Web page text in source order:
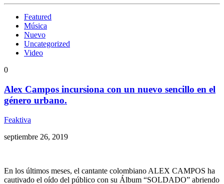
Featured
Música
Nuevo
Uncategorized
Video
0
Alex Campos incursiona con un nuevo sencillo en el
género urbano.
Feaktiva
septiembre 26, 2019
En los últimos meses, el cantante colombiano ALEX CAMPOS ha
cautivado el oído del público con su Álbum “SOLDADO” abriendo